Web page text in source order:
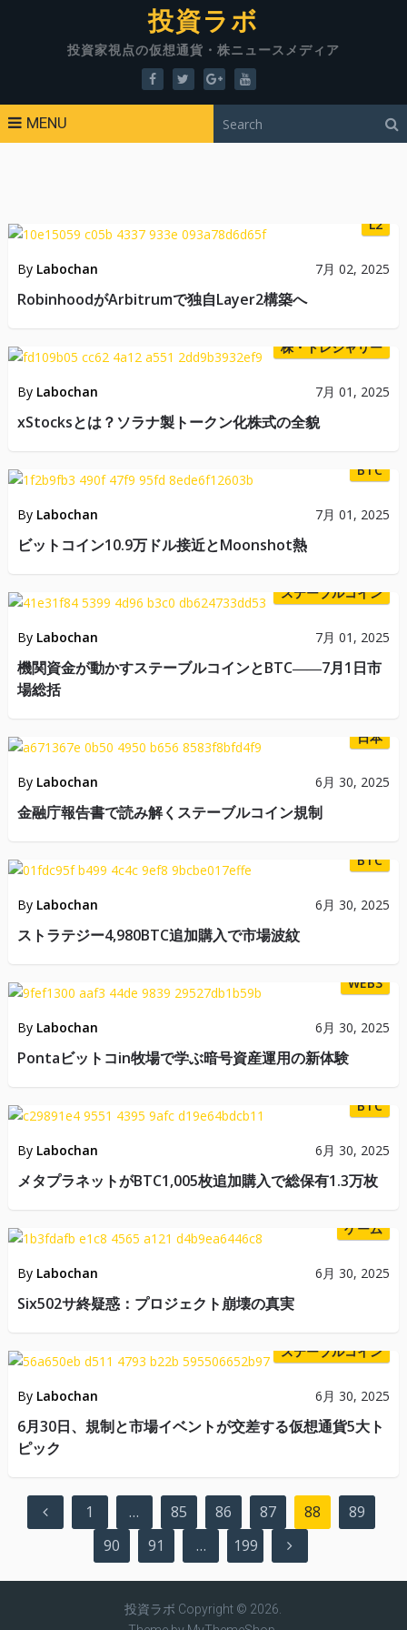
投資ラボ
投資家視点の仮想通貨・株ニュースメディア
MENU
L2
By Labochan 7月 02, 2025
RobinhoodがArbitrumで独自Layer2構築へ
株・トレジャリー
By Labochan 7月 01, 2025
xStocksとは？ソラナ製トークン化株式の全貌
BTC
By Labochan 7月 01, 2025
ビットコイン10.9万ドル接近とMoonshot熱
ステーブルコイン
By Labochan 7月 01, 2025
機関資金が動かすステーブルコインとBTC――7月1日市
場総括
日本
By Labochan 6月 30, 2025
金融庁報告書で読み解くステーブルコイン規制
BTC
By Labochan 6月 30, 2025
ストラテジー4,980BTC追加購入で市場波紋
WEB3
By Labochan 6月 30, 2025
Pontaビットコin牧場で学ぶ暗号資産運用の新体験
BTC
By Labochan 6月 30, 2025
メタプラネットがBTC1,005枚追加購入で総保有1.3万枚
ゲーム
By Labochan 6月 30, 2025
Six502サ終疑惑：プロジェクト崩壊の真実
ステーブルコイン
By Labochan 6月 30, 2025
6月30日、規制と市場イベントが交差する仮想通貨5大ト
ピック
投
稿
ペ
1 … 85 86 87 88
89
90
91 … 199
投資ラボ Copyright © 2026.